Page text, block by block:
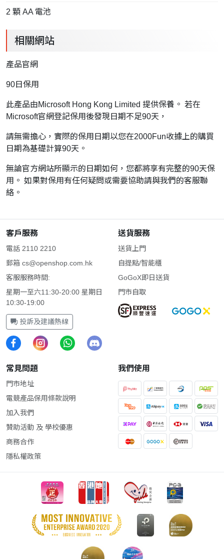
2 顆 AA 電池
相關網站
產品官網
90日保用
此產品由Microsoft Hong Kong Limited 提供保養。 若在
Microsoft官網登記保用後發現日期不足90天，
請無需擔心，實際的保用日期以您在2000Fun收據上的購買
日期為基礎計算90天。
無論官方網站所顯示的日期如何，您都將享有完整的90天保
用。 如果對保用有任何疑問或需要協助請與我們的客服聯
絡。
客戶服務
電話 2110 2210
郵箱 cs@openshop.com.hk
客服服務時間:
星期一至六11:30-20:00 星期日
10:30-19:00
投訴及建議熱線
送貨服務
送貨上門
自提點/智能櫃
GoGoX即日送貨
門市自取
常見問題
門市地址
電競產品保用條款說明
加入我們
贊助活動 及 學校優惠
商務合作
隱私權政策
我們使用